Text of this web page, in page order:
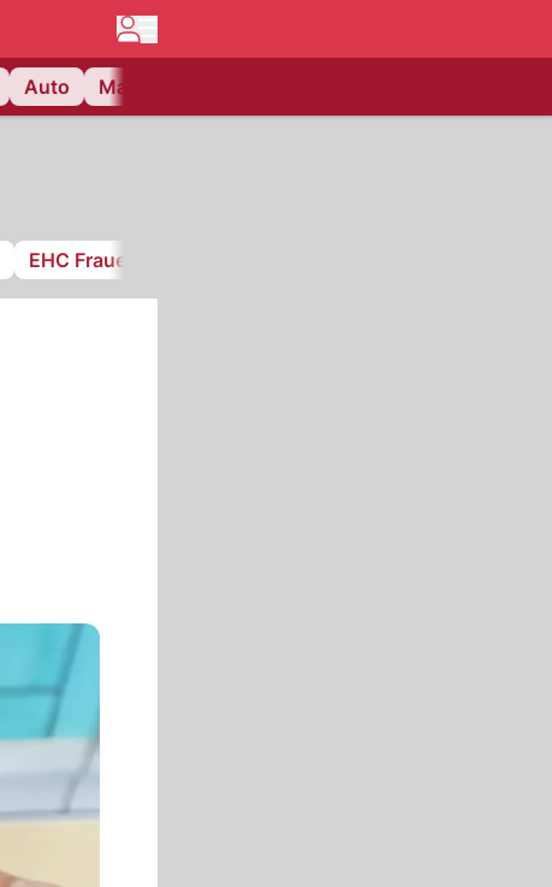
Auto Matchcenter
EHC Frauenfeld